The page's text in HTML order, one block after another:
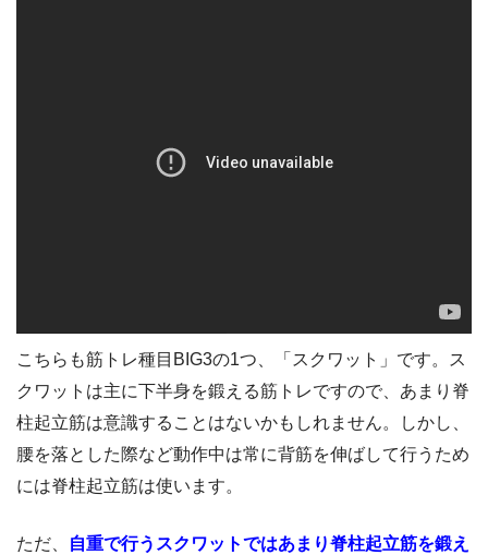
こちらも筋トレ種目BIG3の1つ、「スクワット」です。ス
クワットは主に下半身を鍛える筋トレですので、あまり脊
柱起立筋は意識することはないかもしれません。しかし、
腰を落とした際など動作中は常に背筋を伸ばして行うため
には脊柱起立筋は使います。
ただ、
自重で行うスクワットではあまり脊柱起立筋を鍛え